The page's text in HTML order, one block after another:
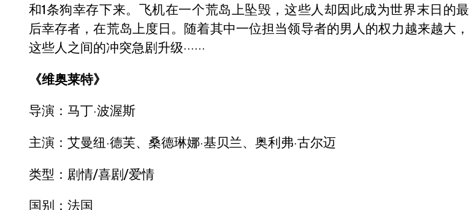
和1条狗幸存下来。飞机在一个荒岛上坠毁，这些人却因此成为世界末日的最
后幸存者，在荒岛上度日。随着其中一位担当领导者的男人的权力越来越大，
这些人之间的冲突急剧升级······
《维奥莱特》
导演：马丁·波渥斯
主演：艾曼纽·德芙、桑德琳娜·基贝兰、奥利弗·古尔迈
类型：剧情/喜剧/爱情
国别：法国